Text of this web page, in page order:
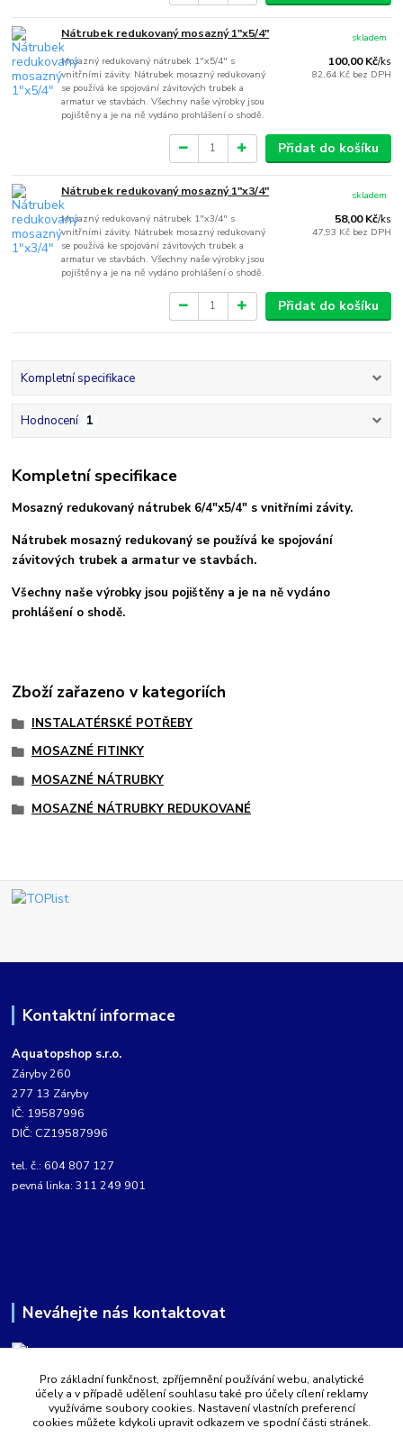
Nátrubek redukovaný mosazný 1"x5/4"
Mosazný redukovaný nátrubek 1"x5/4" s
vnitřními závity. Nátrubek mosazný redukovaný
se používá ke spojování závitových trubek a
armatur ve stavbách. Všechny naše výrobky jsou
pojištěny a je na ně vydáno prohlášení o shodě.
100,00 Kč/ks
82,64 Kč bez DPH
skladem
Přidat do košíku
Nátrubek redukovaný mosazný 1"x3/4"
Mosazný redukovaný nátrubek 1"x3/4" s
vnitřními závity. Nátrubek mosazný redukovaný
se používá ke spojování závitových trubek a
armatur ve stavbách. Všechny naše výrobky jsou
pojištěny a je na ně vydáno prohlášení o shodě.
58,00 Kč/ks
47,93 Kč bez DPH
skladem
Přidat do košíku
Kompletní specifikace
Hodnocení 1
Kompletní specifikace
Mosazný redukovaný nátrubek 6/4"x5/4" s vnitřními závity.
Nátrubek mosazný redukovaný se používá ke spojování
závitových trubek a armatur ve stavbách.
Všechny naše výrobky jsou pojištěny a je na ně vydáno
prohlášení o shodě.
Zboží zařazeno v kategoriích
INSTALATÉRSKÉ POTŘEBY
MOSAZNÉ FITINKY
MOSAZNÉ NÁTRUBKY
MOSAZNÉ NÁTRUBKY REDUKOVANÉ
Kontaktní informace
Aquatopshop s.r.o.
Záryby 260
277 13 Záryby
IČ: 19587996
DIČ: CZ19587996
tel. č.: 604 807 127
pevná linka: 311 249 901
Neváhejte nás kontaktovat
Martin Kabíček
8:00 - 16:00 hod.
Pro základní funkčnost, zpříjemnění používání webu, analytické
účely a v případě udělení souhlasu také pro účely cílení reklamy
využíváme soubory cookies. Nastavení vlastních preferencí
cookies můžete kdykoli upravit odkazem ve spodní části stránek.